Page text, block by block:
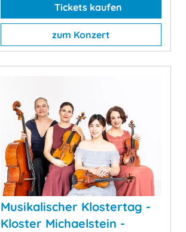
Tickets kaufen
zum Konzert
Musikalischer Klostertag -
Kloster Michaelstein -